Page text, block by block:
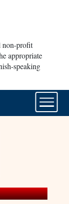
non-profit
appropriate
speaking